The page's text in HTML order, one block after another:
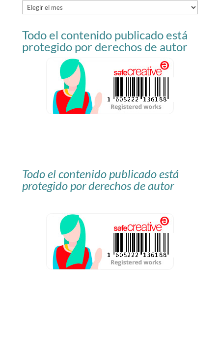
Archivo
blog
Todo el contenido publicado está
protegido por derechos de autor
Todo el contenido publicado está
protegido por derechos de autor